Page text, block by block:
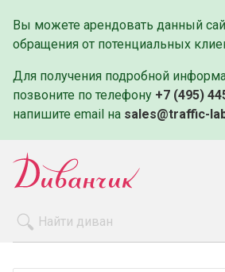
Вы можете арендовать данный
обращения от потенциальных
Для получения подробной
позвоните по телефону +7 (495)
напишите email на sales@traffic-